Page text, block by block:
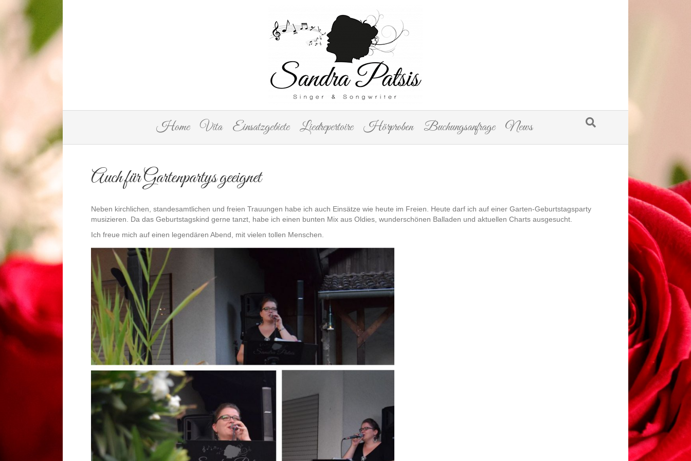
Home Vita Einsatzgebiete Liedrepertoire Hörproben Buchungsanfrage News
Auch für Gartenpartys geeignet
Neben kirchlichen, standesamtlichen und freien Trauungen habe ich auch Einsätze wie heute im Freien. Heute darf ich auf einer Garten-Geburtstagsparty
musizieren. Da das Geburtstagskind gerne tanzt, habe ich einen bunten Mix aus Oldies, wunderschönen Balladen und aktuellen Charts ausgesucht.
Ich freue mich auf einen legendären Abend, mit vielen tollen Menschen.